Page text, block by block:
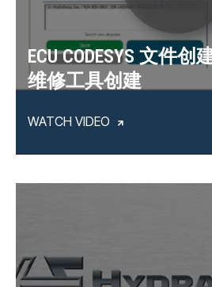
ECU CODESYS 文件
维修工具创建
WATCH VIDEO